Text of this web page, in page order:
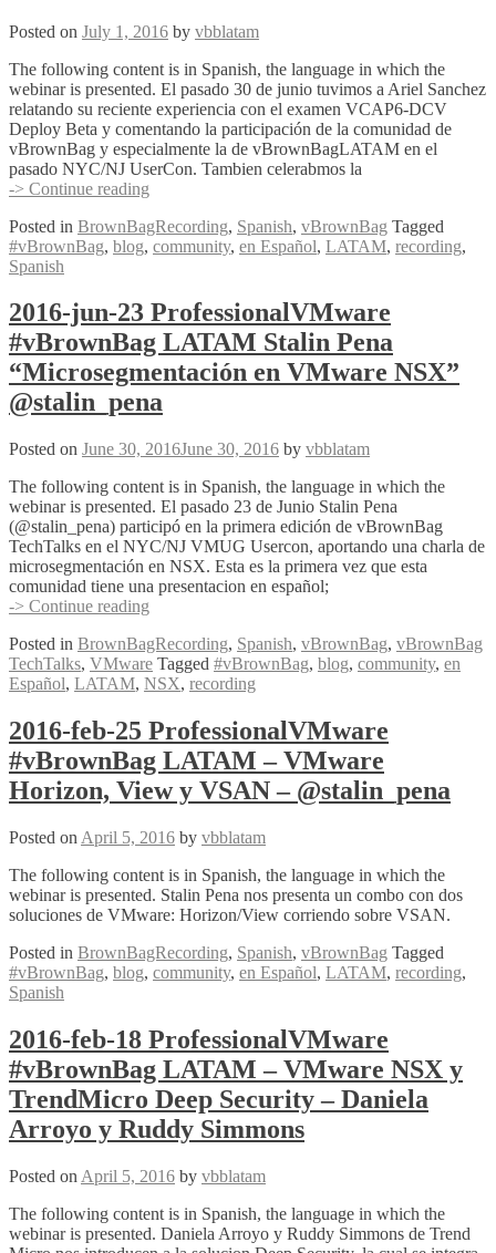
Posted on July 1, 2016 by vbblatam
The following content is in Spanish, the language in which the
webinar is presented. El pasado 30 de junio tuvimos a Ariel Sanchez
relatando su reciente experiencia con el examen VCAP6-DCV
Deploy Beta y comentando la participación de la comunidad de
vBrownBag y especialmente la de vBrownBagLATAM en el
pasado NYC/NJ UserCon. Tambien celerabmos la
-> Continue reading
30
ProfessionalVMware
–
Experiencia
VCAP6-
DCV
Deploy
Beta,
UserCon
Virtual
Design
Master
–
@arielsanchezmor
@stalin_pena
Posted in BrownBagRecording, Spanish, vBrownBag Tagged
#vBrownBag, blog, community, en Español, LATAM, recording,
Spanish
2016-jun-23 ProfessionalVMware
#vBrownBag LATAM Stalin Pena
“Microsegmentación en VMware NSX”
@stalin_pena
Posted on June 30, 2016June 30, 2016 by vbblatam
The following content is in Spanish, the language in which the
webinar is presented. El pasado 23 de Junio Stalin Pena
(@stalin_pena) participó en la primera edición de vBrownBag
TechTalks en el NYC/NJ VMUG Usercon, aportando una charla de
microsegmentación en NSX. Esta es la primera vez que esta
comunidad tiene una presentacion en español;
-> Continue reading
23
ProfessionalVMware
#vBrownBag
Stalin
Pena
“Microsegmentación
en
VMware
@stalin_pena
Posted in BrownBagRecording, Spanish, vBrownBag, vBrownBag
TechTalks, VMware Tagged #vBrownBag, blog, community, en
Español, LATAM, NSX, recording
2016-feb-25 ProfessionalVMware
#vBrownBag LATAM – VMware
Horizon, View y VSAN – @stalin_pena
Posted on April 5, 2016 by vbblatam
The following content is in Spanish, the language in which the
webinar is presented. Stalin Pena nos presenta un combo con dos
soluciones de VMware: Horizon/View corriendo sobre VSAN.
Posted in BrownBagRecording, Spanish, vBrownBag Tagged
#vBrownBag, blog, community, en Español, LATAM, recording,
Spanish
2016-feb-18 ProfessionalVMware
#vBrownBag LATAM – VMware NSX y
TrendMicro Deep Security – Daniela
Arroyo y Ruddy Simmons
Posted on April 5, 2016 by vbblatam
The following content is in Spanish, the language in which the
webinar is presented. Daniela Arroyo y Ruddy Simmons de Trend